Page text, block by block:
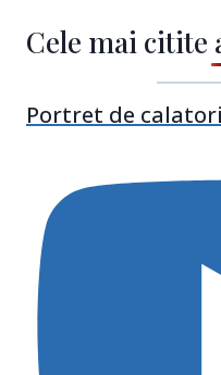
Cele mai citite
Portret de